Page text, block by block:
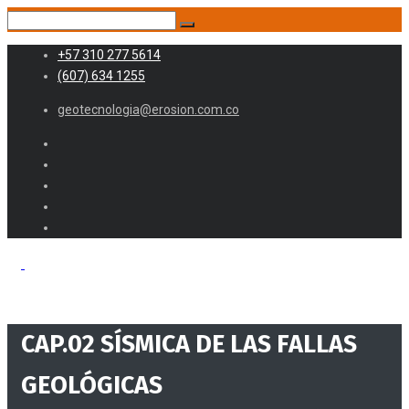
+57 310 277 5614
(607) 634 1255
geotecnologia@erosion.com.co
CAP.02 SÍSMICA DE LAS FALLAS
GEOLÓGICAS